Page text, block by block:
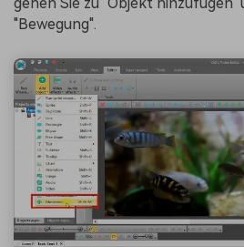
"Bewegung".